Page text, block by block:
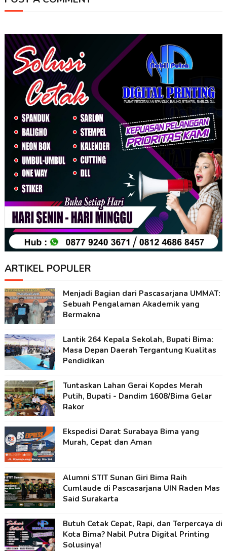
ARTIKEL POPULER
Menjadi Bagian dari Pascasarjana UMMAT:
Sebuah Pengalaman Akademik yang
Bermakna
Lantik 264 Kepala Sekolah, Bupati Bima:
Masa Depan Daerah Tergantung Kualitas
Pendidikan
Tuntaskan Lahan Gerai Kopdes Merah
Putih, Bupati - Dandim 1608/Bima Gelar
Rakor
Ekspedisi Darat Surabaya Bima yang
Murah, Cepat dan Aman
Alumni STIT Sunan Giri Bima Raih
Cumlaude di Pascasarjana UIN Raden Mas
Said Surakarta
Butuh Cetak Cepat, Rapi, dan Terpercaya di
Kota Bima? Nabil Putra Digital Printing
Solusinya!